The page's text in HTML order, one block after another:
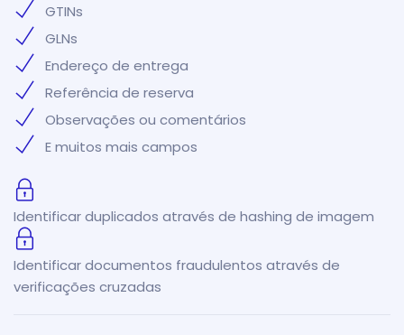
GTINs
GLNs
Endereço de entrega
Referência de reserva
Observações ou comentários
E muitos mais campos
Identificar duplicados através de hashing de imagem
Identificar documentos fraudulentos através de
verificações cruzadas